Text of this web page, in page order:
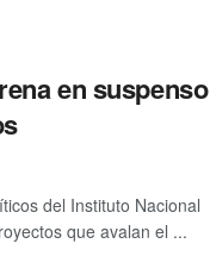
en suspenso
del Instituto Nacional
que avalan el ...